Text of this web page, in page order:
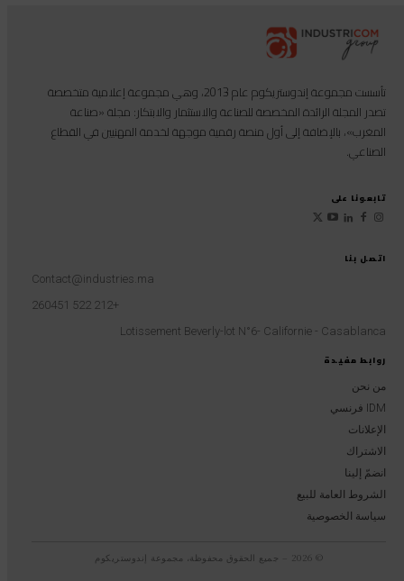
روابط مفيدة
من نحن
IDM فرنسي
الإعلانات
الاشتراك
انضمّ إلينا
الشروط العامة للبيع
سياسة الخصوصية
اتصل بنا
Contact@industries.ma
+212 522 260451
Lotissement Beverly-lot N°6- Californie - Casablanca
تأسست مجموعة إندوستريكوم عام 2013، وهي مجموعة إعلامية متخصصة
تصدر المجلة الرائدة المخصصة للصناعة والاستثمار والابتكار: مجلة «صناعة
المغرب»، بالإضافة إلى أول منصة رقمية موجهة لخدمة المهنيين في القطاع
الصناعي.
تابعونا على
© 2026 – جميع الحقوق محفوظة، مجموعة إندوستريكوم